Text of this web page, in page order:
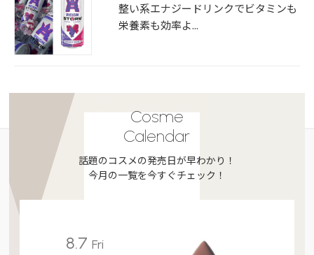
整い系エナジードリンクでビタミンも
栄養素も効率よ...
Cosme
Calendar
話題のコスメの発売日が早わかり！
今月の一覧を今すぐチェック！
8.7Fri